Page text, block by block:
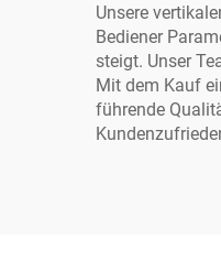
Unsere
Bediener
steigt. Unser
Mit dem Kauf
führende